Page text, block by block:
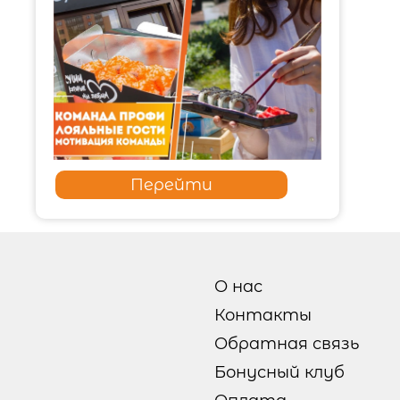
Перейти
О нас
Контакты
Обратная связь
Бонусный клуб